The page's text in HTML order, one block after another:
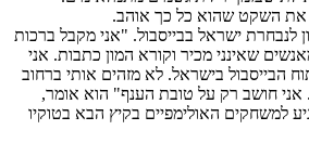
את השקט שהוא כל כך אוהב.
לנבחרת ישראל בבייסבול. "אני מקבל ברכות
שאינני מכיר וקורא המון כתבות. אני
הבייסבול בישראל. לא מזהים אותי ברחוב
חושב רק על טובת הענף" הוא אומר,
למשחקים האולימפיים בקיץ הבא בטוקיו